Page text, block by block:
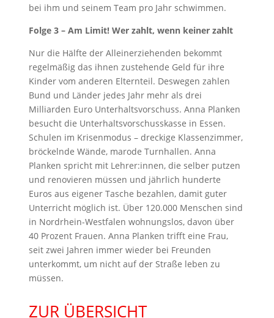
bei ihm und seinem Team pro Jahr schwimmen.
Folge 3 – Am Limit! Wer zahlt, wenn keiner zahlt
Nur die Hälfte der Alleinerziehenden bekommt
regelmäßig das ihnen zustehende Geld für ihre
Kinder vom anderen Elternteil. Deswegen zahlen
Bund und Länder jedes Jahr mehr als drei
Milliarden Euro Unterhaltsvorschuss. Anna Planken
besucht die Unterhaltsvorschusskasse in Essen.
Schulen im Krisenmodus – dreckige Klassenzimmer,
bröckelnde Wände, marode Turnhallen. Anna
Planken spricht mit Lehrer:innen, die selber putzen
und renovieren müssen und jährlich hunderte
Euros aus eigener Tasche bezahlen, damit guter
Unterricht möglich ist. Über 120.000 Menschen sind
in Nordrhein-Westfalen wohnungslos, davon über
40 Prozent Frauen. Anna Planken trifft eine Frau,
seit zwei Jahren immer wieder bei Freunden
unterkommt, um nicht auf der Straße leben zu
müssen.
ZUR ÜBERSICHT